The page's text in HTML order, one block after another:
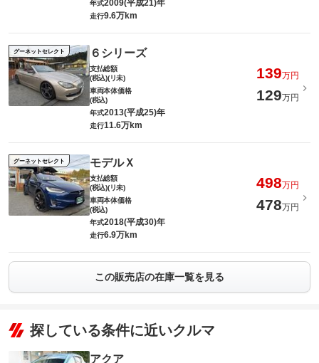
年式2009(平成21)年
走行9.6万km
グーネットセレクト ６シリーズ
支払総額
(税込)(リ未)
139万円
車両本体価格
(税込)
129万円
年式2013(平成25)年
走行11.6万km
グーネットセレクト モデルＸ
支払総額
(税込)(リ未)
498万円
車両本体価格
(税込)
478万円
年式2018(平成30)年
走行6.9万km
この販売店の在庫一覧を見る
探している条件に近いクルマ
アクア